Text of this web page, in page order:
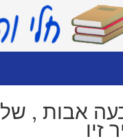
אבות , של
זיו